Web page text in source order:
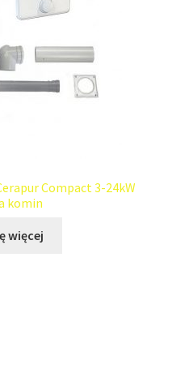
Compact 3-24kW
komin
więcej